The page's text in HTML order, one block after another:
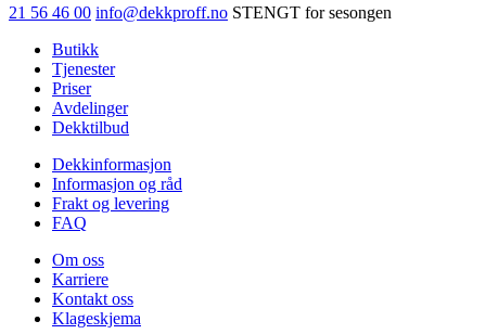
21 56 46 00 info@dekkproff.no STENGT for sesongen
Butikk
Tjenester
Priser
Avdelinger
Dekktilbud
Dekkinformasjon
Informasjon og råd
Frakt og levering
FAQ
Om oss
Karriere
Kontakt oss
Klageskjema